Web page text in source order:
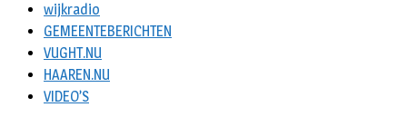
wijkradio
GEMEENTEBERICHTEN
VUGHT.NU
HAAREN.NU
VIDEO’S